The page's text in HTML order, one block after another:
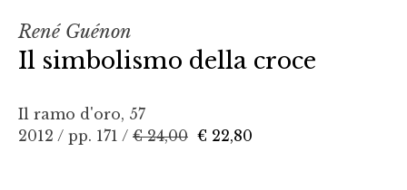
René Guénon
Il simbolismo della croce
Il ramo d'oro, 57
2012 / pp. 171 / € 24,00 € 22,80